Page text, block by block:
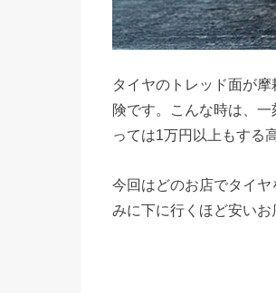
タイヤのトレッド面が
険です。こんな時は、
っては1万円以上もする
今回はどのお店でタイ
みに下に行くほど安いお